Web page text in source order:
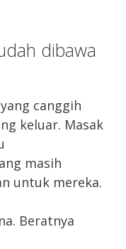
dibawa
canggih
keluar. Masak
masih
untuk mereka.
Beratnya